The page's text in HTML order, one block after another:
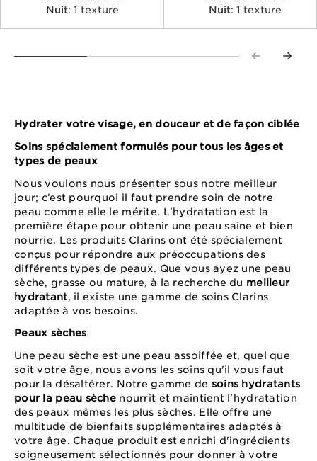
Nuit: 1 texture
Nuit: 1 texture
Hydrater votre visage, en douceur et de façon ciblée
Soins spécialement formulés pour tous les âges et
types de peaux
Nous voulons nous présenter sous notre meilleur
jour; c’est pourquoi il faut prendre soin de notre
peau comme elle le mérite. L'hydratation est la
première étape pour obtenir une peau saine et bien
nourrie. Les produits Clarins ont été spécialement
conçus pour répondre aux préoccupations des
différents types de peaux. Que vous ayez une peau
sèche, grasse ou mature, à la recherche du meilleur
hydratant, il existe une gamme de soins Clarins
adaptée à vos besoins.
Peaux sèches
Une peau sèche est une peau assoiffée et, quel que
soit votre âge, nous avons les soins qu'il vous faut
pour la désaltérer. Notre gamme de soins hydratants
pour la peau sèche nourrit et maintient l'hydratation
des peaux mêmes les plus sèches. Elle offre une
multitude de bienfaits supplémentaires adaptés à
votre âge. Chaque produit est enrichi d'ingrédients
soigneusement sélectionnés pour donner à votre